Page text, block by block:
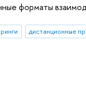
форматы
дистанционные